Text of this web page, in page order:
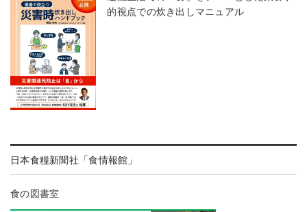
的視点での炊き出しマニュアル
日本食糧新聞社「食情報館」
食の図書室